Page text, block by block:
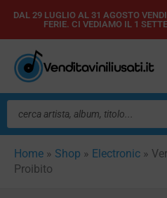
Vai
contenuto
DAL 29 LUGLIO AL 31 AGOSTO
FERIE. CI VEDIAMO IL 1
Ricerca
prodotti
Home » Shop » Electronic »
Proibito